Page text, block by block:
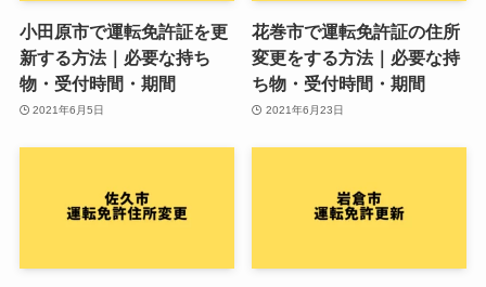
小田原市で運転免許証を更
新する方法｜必要な持ち
物・受付時間・期間
2021年6月5日
花巻市で運転免許証の住所
変更をする方法｜必要な持
ち物・受付時間・期間
2021年6月23日